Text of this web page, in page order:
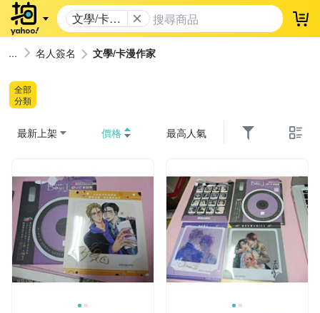
文學/卡漫
作家
登
名人簽名 文學/卡漫作家
全部
分類
最新上架 價格 最高人氣